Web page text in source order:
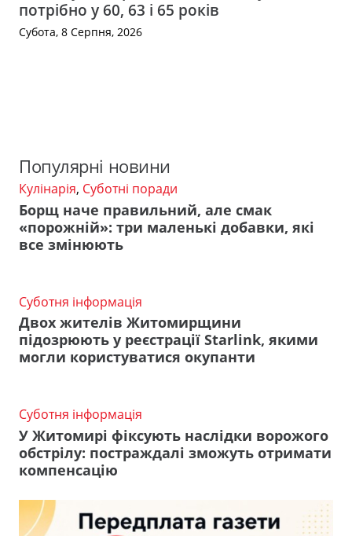
потрібно у 60, 63 і 65 років
Субота, 8 Серпня, 2026
Популярні новини
Кулінарія, Суботні поради
Борщ наче правильний, але смак
«порожній»: три маленькі добавки, які
все змінюють
Суботня інформація
Двох жителів Житомирщини
підозрюють у реєстрації Starlink, якими
могли користуватися окупанти
Суботня інформація
У Житомирі фіксують наслідки ворожого
обстрілу: постраждалі зможуть отримати
компенсацію